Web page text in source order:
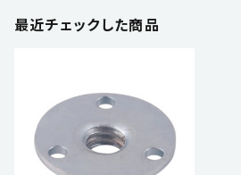
最近チェックした商品